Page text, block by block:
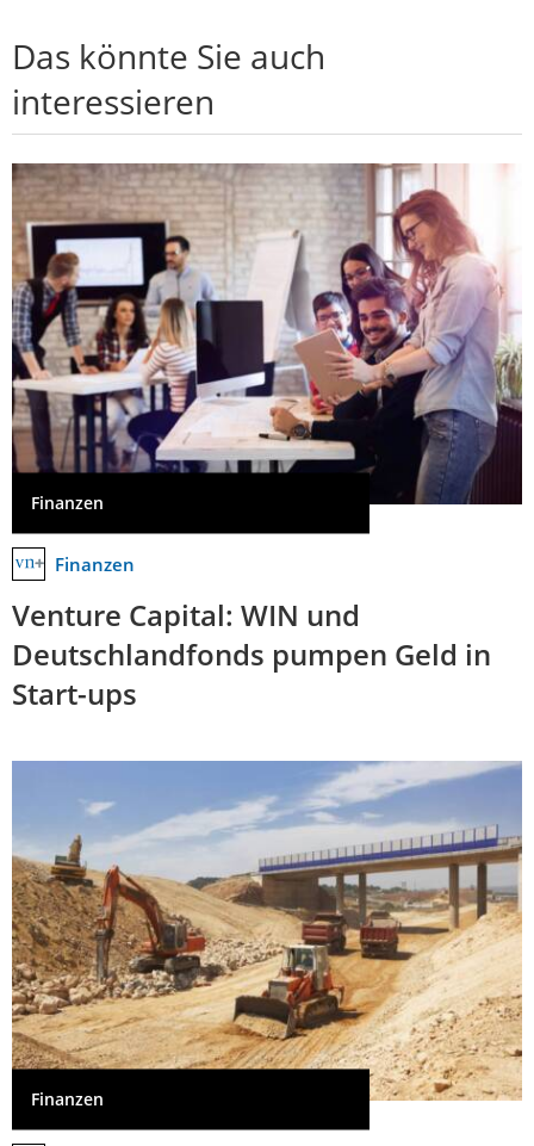
Das könnte Sie auch
interessieren
Finanzen
Finanzen
Venture Capital: WIN und
Deutschlandfonds pumpen Geld in
Start-ups
Finanzen